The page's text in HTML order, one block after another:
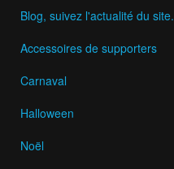
Blog, suivez l'actualité du site.
Accessoires de supporters
Carnaval
Halloween
Noël